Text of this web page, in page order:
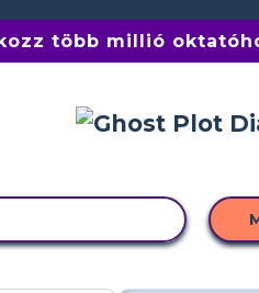
több millió